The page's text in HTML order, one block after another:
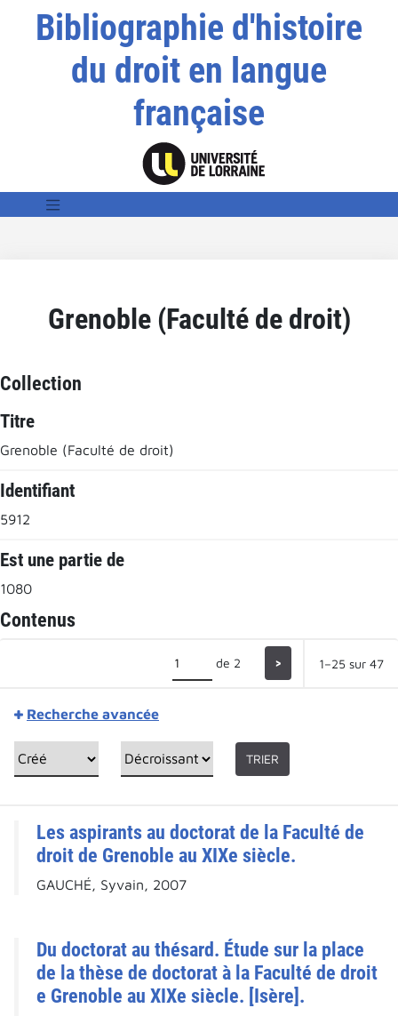
Bibliographie d'histoire
du droit en langue
française
Grenoble (Faculté de droit)
Collection
Titre
Grenoble (Faculté de droit)
Identifiant
5912
Est une partie de
1080
Contenus
de 2 > 1–25 sur 47
Recherche avancée
TRIER
Les aspirants au doctorat de la Faculté de
droit de Grenoble au XIXe siècle.
GAUCHÉ, Syvain, 2007
Du doctorat au thésard. Étude sur la place
de la thèse de doctorat à la Faculté de droit
e Grenoble au XIXe siècle. [Isère].